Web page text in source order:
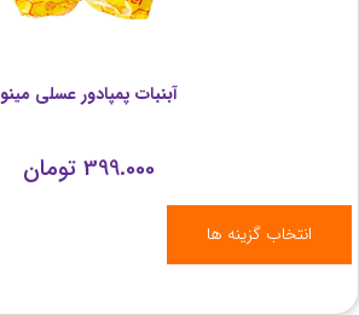
آبنبات پمپادور عسلی مینو
399.000 تومان
انتخاب گزینه ها